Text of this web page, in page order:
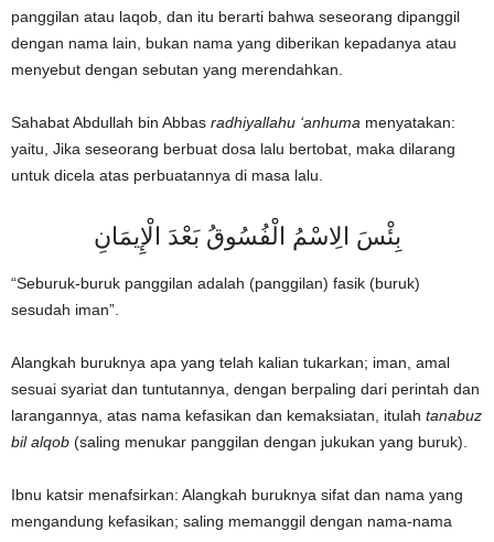
panggilan atau laqob, dan itu berarti bahwa seseorang dipanggil
dengan nama lain, bukan nama yang diberikan kepadanya atau
menyebut dengan sebutan yang merendahkan.
Sahabat Abdullah bin Abbas radhiyallahu ‘anhuma menyatakan:
yaitu, Jika seseorang berbuat dosa lalu bertobat, maka dilarang
untuk dicela atas perbuatannya di masa lalu.
بِئْسَ الِاسْمُ الْفُسُوقُ بَعْدَ الْإِيمَانِ
“Seburuk-buruk panggilan adalah (panggilan) fasik (buruk)
sesudah iman”.
Alangkah buruknya apa yang telah kalian tukarkan; iman, amal
sesuai syariat dan tuntutannya, dengan berpaling dari perintah dan
larangannya, atas nama kefasikan dan kemaksiatan, itulah tanabuz
bil alqob (saling menukar panggilan dengan jukukan yang buruk).
Ibnu katsir menafsirkan: Alangkah buruknya sifat dan nama yang
mengandung kefasikan; saling memanggil dengan nama-nama